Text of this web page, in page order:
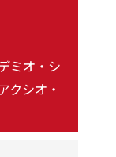
ミオ・シ
クシオ・